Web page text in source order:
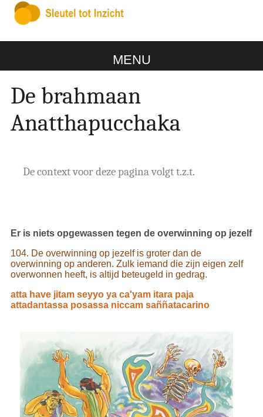
MENU
De brahmaan
Anatthapucchaka
De context voor deze pagina volgt t.z.t.
Er is niets opgewassen tegen de overwinning op jezelf
104. De overwinning op jezelf is groter dan de
overwinning op anderen. Zulk iemand die zijn eigen zelf
overwonnen heeft, is altijd beteugeld in gedrag.
atta have jitam seyyo ya ca'yam itara paja
attadantassa posassa niccam saññatacarino